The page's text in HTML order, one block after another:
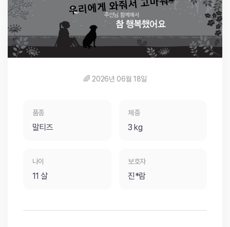
🌈 2026년 06월 18일
품종
말티즈
체중
3 kg
나이
11 살
보호자
진*람